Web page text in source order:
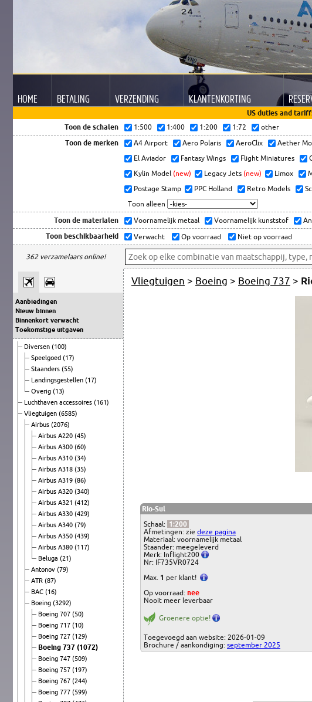
HOME BETALING VERZENDING KLANTENKORTING
US duties and
Toon de schalen
1:500 1:400 1:200 1:72 other
Toon de merken A4 Airport Aero Polaris AeroClix Aether
El Aviador
Fantasy Wings Flight Miniatures
Kylin Model (new) Legacy Jets (new) Limox
Postage Stamp
PPC Holland Retro Models
Toon alleen
Toon de materialen Voornamelijk metaal Voornamelijk kunststof
Toon beschikbaarheid Verwacht Op voorraad Niet op voorraad
362 verzamelaars online!
Aanbiedingen
Nieuw binnen
Binnenkort verwacht
Toekomstige uitgaven
Diversen (100)
Speelgoed (17)
Staanders (55)
Landingsgestellen (17)
Overig (13)
Luchthaven accessoires (161)
Vliegtuigen (6585)
Airbus (2076)
Airbus A220 (45)
Airbus A300 (60)
Airbus A310 (34)
Airbus A318 (35)
Airbus A319 (86)
Airbus A320 (340)
Airbus A321 (412)
Airbus A330 (429)
Airbus A340 (79)
Airbus A350 (439)
Airbus A380 (117)
Beluga (21)
Antonov (79)
ATR (87)
BAC (16)
Boeing (3292)
Boeing 707 (50)
Boeing 717 (10)
Boeing 727 (129)
Boeing 737 (1072)
Boeing 747 (509)
Boeing 757 (197)
Boeing 767 (244)
Boeing 777 (599)
Vliegtuigen > Boeing > Boeing 737 >
Rio-Sul
Schaal: 1:200
Afmetingen: zie deze pagina
Materiaal: voornamelijk metaal
Staander: meegeleverd
Merk: Inflight200
Nr: IF735VR0724
Max. 1 per klant!
Op voorraad: nee
Nooit meer leverbaar
Groenere optie!
Toegevoegd aan website: 2026-01-09
Brochure / aankondiging: september 2025